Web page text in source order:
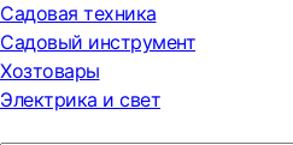
Садовая техника
Садовый инструмент
Хозтовары
Электрика и свет